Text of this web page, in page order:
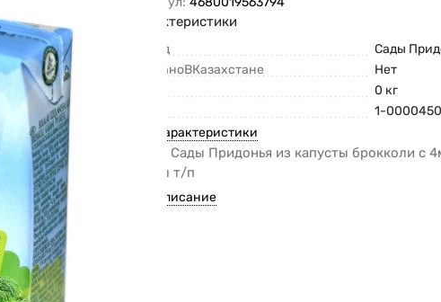
Характеристики
Бренд
Сады
СделаноВКазахстане
Нет
0 кг
1-
Все характеристики
Пюре Сады Придонья из капусты брокколи с
125мл т/п
Все описание